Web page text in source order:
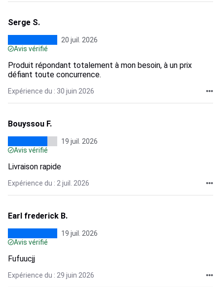
Serge S.
20 juil. 2026
Avis vérifié
Produit répondant totalement à mon besoin, à un prix
défiant toute concurrence.
Expérience du : 30 juin 2026
Bouyssou F.
19 juil. 2026
Avis vérifié
Livraison rapide
Expérience du : 2 juil. 2026
Earl frederick B.
19 juil. 2026
Avis vérifié
Fufuucjj
Expérience du : 29 juin 2026